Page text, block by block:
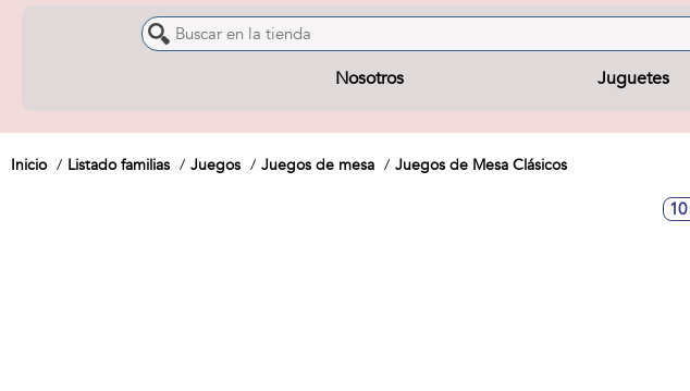
Nosotros Juguetes
Inicio Listado familias Juegos Juegos de mesa Juegos de Mesa Clásicos